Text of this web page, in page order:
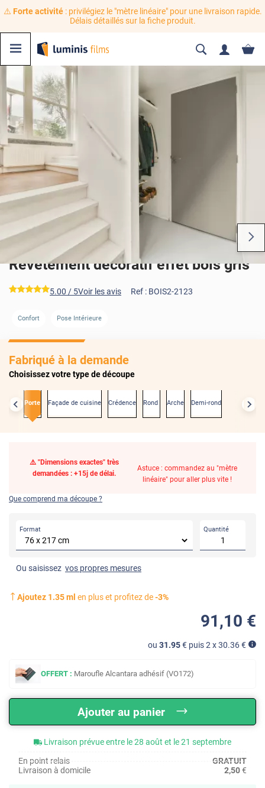
⚠️ Forte activité: privilégiez le "mètre linéaire" pour une livraison rapide.
Délais détaillés sur la fiche produit.
Revêtement décoratif effet bois gris
*****
5.00 / 5Voir les avis Ref : BOIS2-2123
Confort Pose Intérieure
Fabriqué à la demande
Choisissez votre type de découpe
Porte Façade de cuisine Crédence Rond Arche Demi-rond
⚠️ "Dimensions exactes" très
demandées : +15j de délai.
Astuce : commandez au "mètre
linéaire" pour aller plus vite !
Que comprend ma découpe ?
Format Quantité
Ou saisissez vos propres mesures
Ajoutez 1.35ml en plus et profitez de-3%
91 ,10 €
ou 31.95€ puis 2 x30.36€
OFFERT : Maroufle Alcantara adhésif (VO172)
Ajouter au panier
Livraison prévue entre le 28 août et le 21 septembre
En point relais
GRATUIT
Livraison à domicile
2,50€